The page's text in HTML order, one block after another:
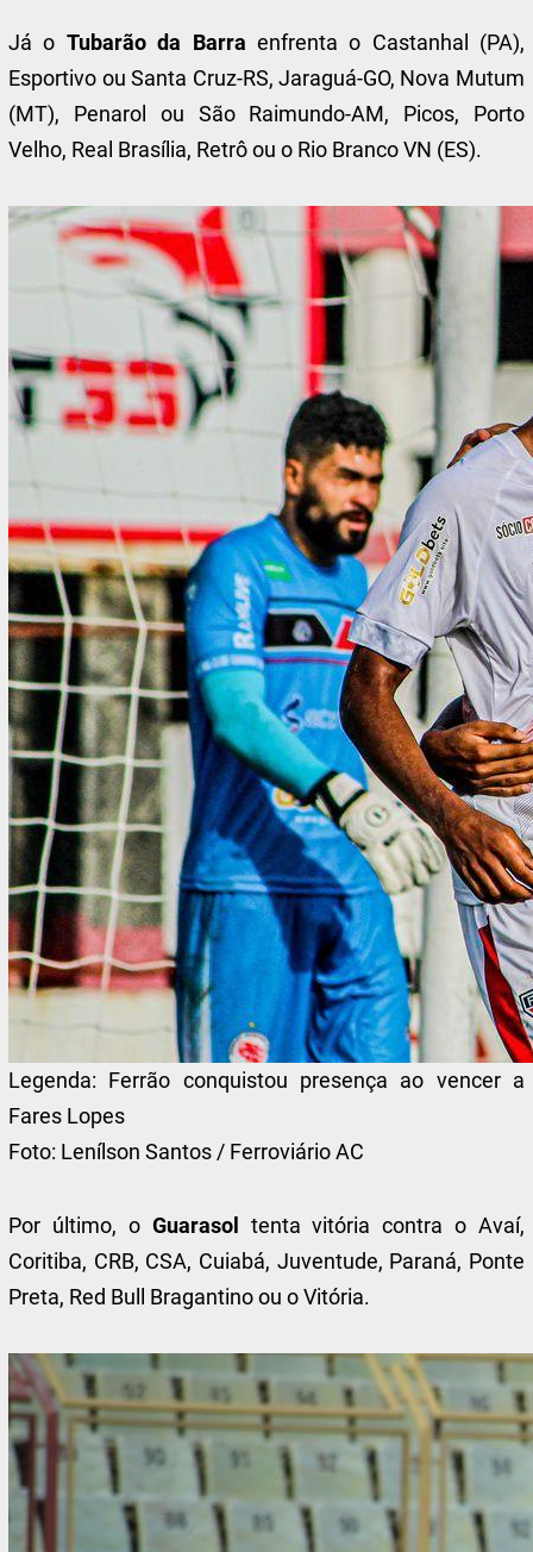
Já o Tubarão da Barra enfrenta o Castanhal (PA),
Esportivo ou Santa Cruz-RS, Jaraguá-GO, Nova Mutum
(MT), Penarol ou São Raimundo-AM, Picos, Porto
Velho, Real Brasília, Retrô ou o Rio Branco VN (ES).
Legenda: Ferrão conquistou presença ao vencer a
Fares Lopes
Foto: Lenílson Santos / Ferroviário AC
Por último, o Guarasol tenta vitória contra o Avaí,
Coritiba, CRB, CSA, Cuiabá, Juventude, Paraná, Ponte
Preta, Red Bull Bragantino ou o Vitória.